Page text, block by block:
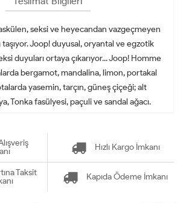
seksi ve heyecandan vazgeçmeyen
taşıyor. Joop! duyusal, oryantal ve egzotik
duyuları ortaya çıkarıyor... Joop! Homme
bergamot, mandalina, limon, portakal
yasemin, tarçın, güneş çiçeği; alt
Tonka fasülyesi, paçuli ve sandal ağacı.
Hızlı Kargo İmkanı
Taksit
Kapıda Ödeme İmkanı